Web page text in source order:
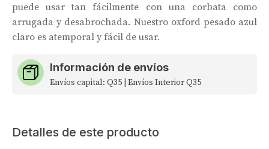
puede usar tan fácilmente con una corbata como
arrugada y desabrochada. Nuestro oxford pesado azul
claro es atemporal y fácil de usar.
Información de envíos
Envíos capital: Q35 | Envíos Interior Q35
Detalles de este producto